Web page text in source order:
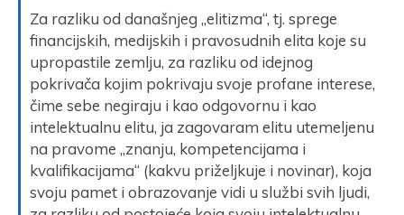
Za razliku od današnjeg „elitizma“, tj. sprege
financijskih, medijskih i pravosudnih elita koje su
upropastile zemlju, za razliku od idejnog
pokrivača kojim pokrivaju svoje profane interese,
čime sebe negiraju i kao odgovornu i kao
intelektualnu elitu, ja zagovaram elitu utemeljenu
na pravome „znanju, kompetencijama i
kvalifikacijama“ (kakvu priželjkuje i novinar), koja
svoju pamet i obrazovanje vidi u službi svih ljudi,